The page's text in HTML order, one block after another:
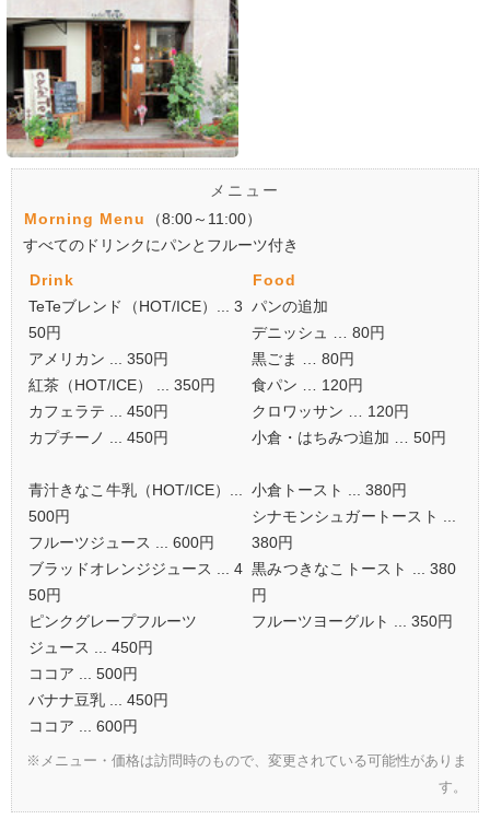
メニュー
Morning Menu
（8:00～11:00）
すべてのドリンクにパンとフルーツ付き
Drink
TeTeブレンド（HOT/ICE）... 3
50円
アメリカン ... 350円
紅茶（HOT/ICE） ... 350円
カフェラテ ... 450円
カプチーノ ... 450円
青汁きなこ牛乳（HOT/ICE）...
500円
フルーツジュース ... 600円
ブラッドオレンジジュース ... 4
50円
ピンクグレープフルーツ
ジュース ... 450円
ココア ... 500円
バナナ豆乳 ... 450円
ココア ... 600円
Food
パンの追加
デニッシュ … 80円
黒ごま … 80円
食パン … 120円
クロワッサン … 120円
小倉・はちみつ追加 … 50円
小倉トースト ... 380円
シナモンシュガートースト ...
380円
黒みつきなこトースト ... 380
円
フルーツヨーグルト ... 350円
※メニュー・価格は訪問時のもので、変更されている可能性がありま
す。